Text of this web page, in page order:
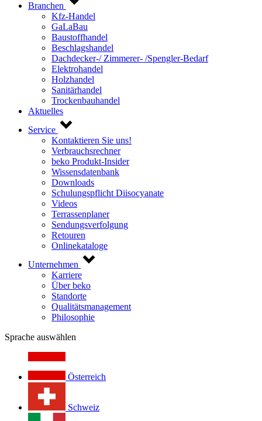
Branchen
Kfz-Handel
GaLaBau
Baustoffhandel
Beschlagshandel
Dachdecker-/ Zimmerer- /Spengler-Bedarf
Elektrohandel
Holzhandel
Sanitärhandel
Trockenbauhandel
Aktuelles
Service
Kontaktieren Sie uns!
Verbrauchsrechner
beko Produkt-Insider
Wissensdatenbank
Downloads
Schulungspflicht Diisocyanate
Videos
Terrassenplaner
Sendungsverfolgung
Retouren
Onlinekataloge
Unternehmen
Karriere
Über beko
Standorte
Qualitätsmanagement
Philosophie
Sprache auswählen
Österreich
Schweiz